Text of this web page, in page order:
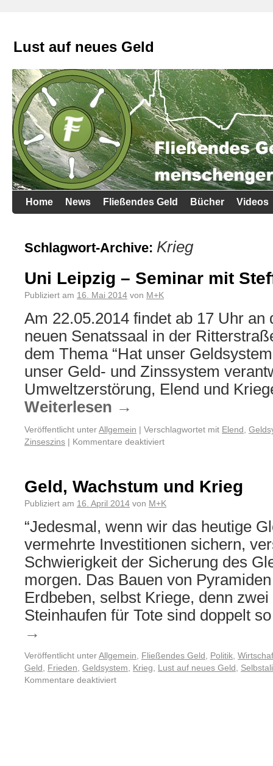
Lust auf neues Geld
Home News Fließendes Geld Bücher Videos
Schlagwort-Archive: Krieg
Uni Leipzig – Seminar mit
Publiziert am 16. Mai 2014 von M+K
Am 22.05.2014 findet ab 17 Uhr an
neuen Senatssaal in der
dem Thema “Hat unser
unser Geld- und Zinssystem
Umweltzerstörung, Elend und
Weiterlesen →
Veröffentlicht unterAllgemein | Verschlagwortet mit Elend
Zinseszins | Kommentare deaktiviert
Geld, Wachstum und Krieg
Publiziert am 16. April 2014 von M+K
“Jedesmal, wenn wir das heutige
vermehrte Investitionen sichern,
Schwierigkeit der Sicherung des
morgen. Das Bauen von
Erdbeben, selbst Kriege, denn
Steinhaufen für Tote sind doppelt
→
Veröffentlicht unterAllgemein Fließendes Geld Politik
Geld
Frieden Geldsystem Krieg Lust auf neues Geld
Kommentare deaktiviert